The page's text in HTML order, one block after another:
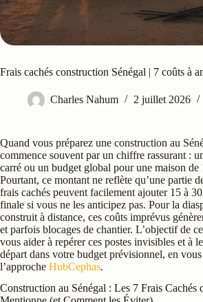
Frais cachés construction Sénégal | 7 coûts à
Charles Nahum 2 juillet 2026
Quand vous préparez une construction au
commence souvent par un chiffre rassurant :
carré ou un budget global pour une maison de
Pourtant, ce montant ne reflète qu’une partie
frais cachés peuvent facilement ajouter 15 à
finale si vous ne les anticipez pas. Pour la
construit à distance, ces coûts imprévus
et parfois blocages de chantier. L’objectif de
vous aider à repérer ces postes invisibles et à
départ dans votre budget prévisionnel, en
l’approche HubCephas.
Construction au Sénégal : Les 7 Frais Cachés